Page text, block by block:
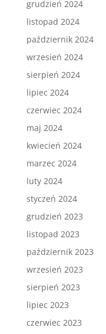
grudzień 2024
listopad 2024
październik 2024
wrzesień 2024
sierpień 2024
lipiec 2024
czerwiec 2024
maj 2024
kwiecień 2024
marzec 2024
luty 2024
styczeń 2024
grudzień 2023
listopad 2023
październik 2023
wrzesień 2023
sierpień 2023
lipiec 2023
czerwiec 2023